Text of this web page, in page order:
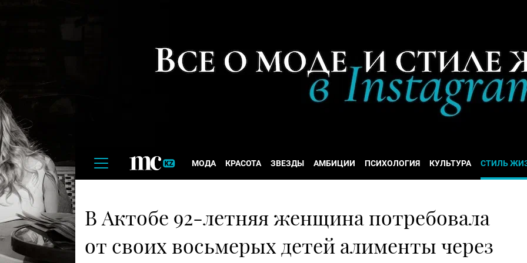
МОДА КРАСОТА ЗВЕЗДЫ АМБИЦИИ ПСИХОЛОГИЯ КУЛЬТУРА СТИЛЬ
В Актобе 92-летняя женщина потребовала
от своих восьмерых детей алименты через